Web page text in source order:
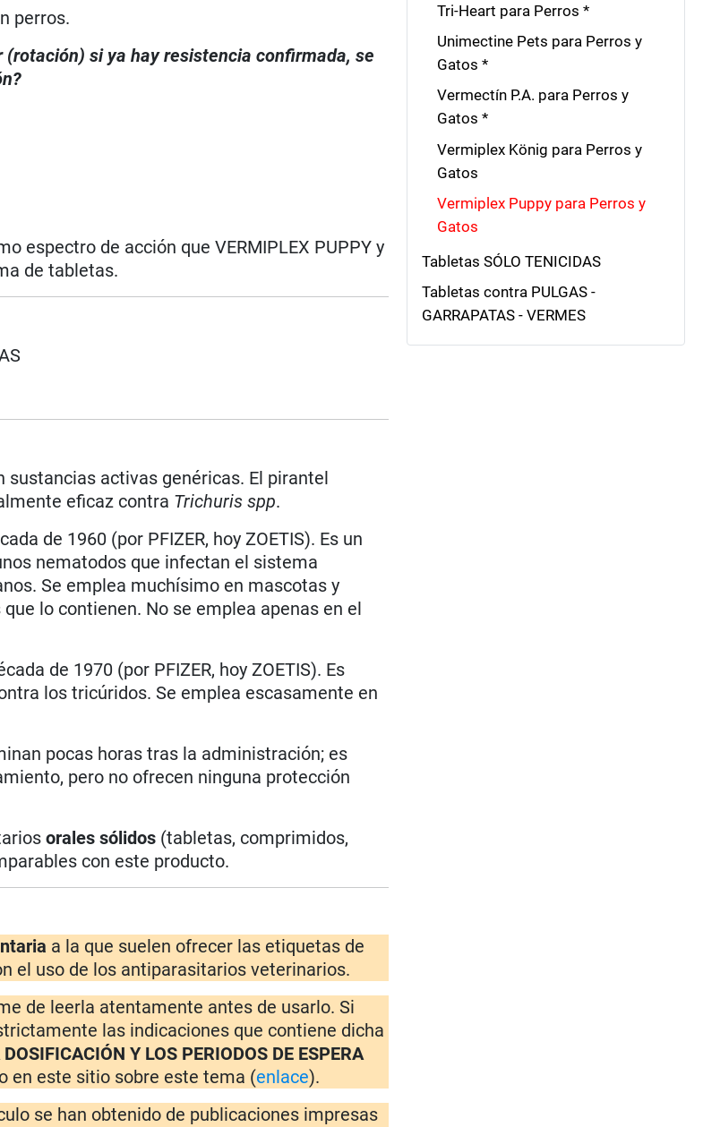
perros.
si ya hay resistencia confirmada, se
espectro de acción que VERMIPLEX PUPPY y
de tabletas.
activas genéricas. El pirantel
eficaz contra Trichuris spp.
de 1960 (por PFIZER, hoy ZOETIS). Es un
nematodos que infectan el sistema
Se emplea muchísimo en mascotas y
lo contienen. No se emplea apenas en el
de 1970 (por PFIZER, hoy ZOETIS). Es
los tricúridos. Se emplea escasamente en
pocas horas tras la administración; es
pero no ofrecen ninguna protección
orales sólidos (tabletas, comprimidos,
con este producto.
a la que suelen ofrecer las etiquetas de
el uso de los antiparasitarios veterinarios.
de leerla atentamente antes de usarlo. Si
las indicaciones que contiene dicha
Y LOS PERIODOS DE ESPERA
en este sitio sobre este tema (enlace).
se han obtenido de publicaciones impresas
Tri-Heart para Perros *
Unimectine Pets para Perros y
Gatos *
Vermectín P.A. para Perros y
Gatos *
Vermiplex König para Perros y
Gatos
Vermiplex Puppy para Perros y
Gatos
Tabletas SÓLO TENICIDAS
Tabletas contra PULGAS -
GARRAPATAS - VERMES